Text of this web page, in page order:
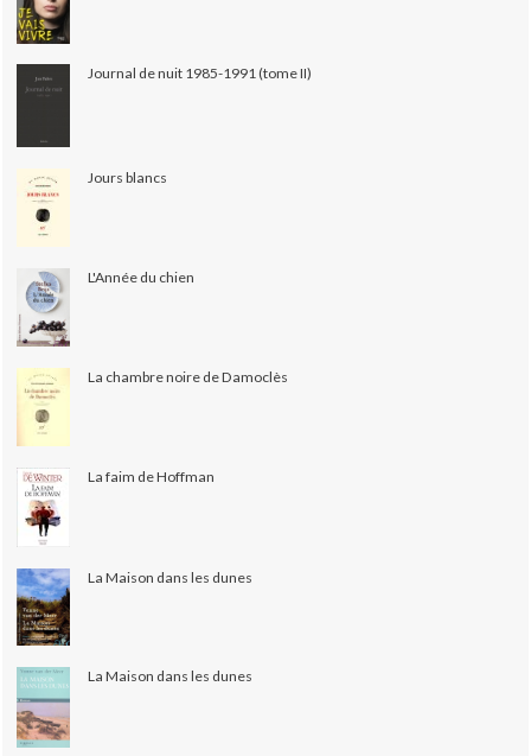
Journal de nuit 1985-1991 (tome II)
Jours blancs
L'Année du chien
La chambre noire de Damoclès
La faim de Hoffman
La Maison dans les dunes
La Maison dans les dunes